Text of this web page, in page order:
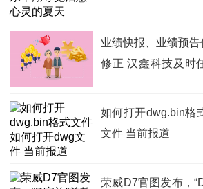
业绩快报、业绩预
修正 汉鑫科技及时
如何打开dwg.bin格
文件 当前报道
荣威D7官图发布，